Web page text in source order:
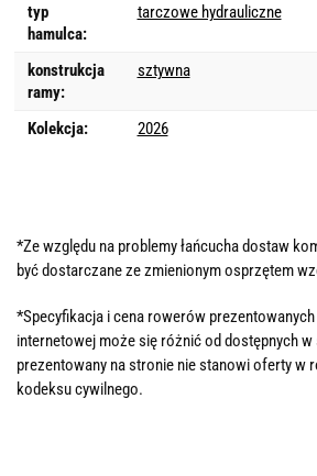
typ
hamulca:
tarczowe hydrauliczne
konstrukcja
ramy:
sztywna
Kolekcja: 2026
*Ze względu na problemy łańcucha dostaw
być dostarczane ze zmienionym osprzętem
*Specyfikacja i cena rowerów
internetowej może się różnić od dostępnych
prezentowany na stronie nie stanowi oferty w
kodeksu cywilnego.